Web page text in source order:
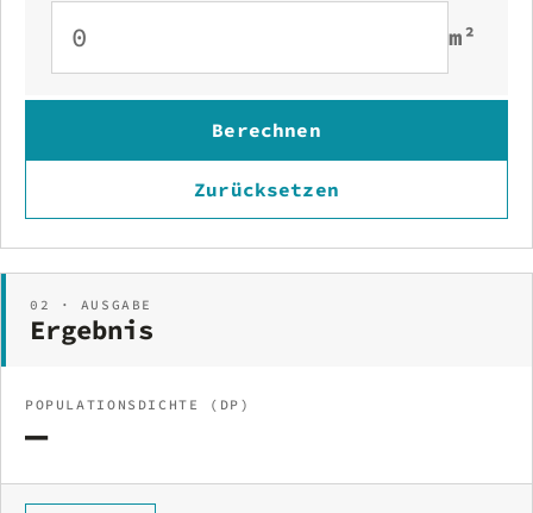
m²
Berechnen
Zurücksetzen
02 · AUSGABE
Ergebnis
POPULATIONSDICHTE (DP)
—